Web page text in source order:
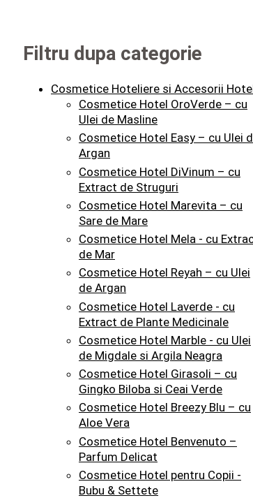
Filtru dupa categorie
Cosmetice Hoteliere si Accesorii
Cosmetice Hotel OroVerde – cu
Ulei de Masline
Cosmetice Hotel Easy – cu Ulei
Argan
Cosmetice Hotel DiVinum – cu
Extract de Struguri
Cosmetice Hotel Marevita – cu
Sare de Mare
Cosmetice Hotel Mela - cu
de Mar
Cosmetice Hotel Reyah – cu Ulei
de Argan
Cosmetice Hotel Laverde - cu
Extract de Plante Medicinale
Cosmetice Hotel Marble - cu Ulei
de Migdale si Argila Neagra
Cosmetice Hotel Girasoli – cu
Gingko Biloba si Ceai Verde
Cosmetice Hotel Breezy Blu – cu
Aloe Vera
Cosmetice Hotel Benvenuto –
Parfum Delicat
Cosmetice Hotel pentru Copii -
Bubu & Settete